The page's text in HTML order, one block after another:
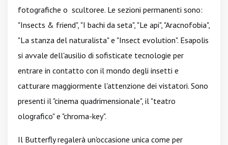
fotografiche o scultoree. Le sezioni permanenti sono:
"Insects & friend", "I bachi da seta", "Le api", "Aracnofobia",
"La stanza del naturalista" e "Insect evolution". Esapolis
si avvale dell'ausilio di sofisticate tecnologie per
entrare in contatto con il mondo degli insetti e
catturare maggiormente l'attenzione dei vistatori. Sono
presenti il "cinema quadrimensionale", il "teatro
olografico" e "chroma-key".
Il Butterfly regalerà un'occasione unica come per